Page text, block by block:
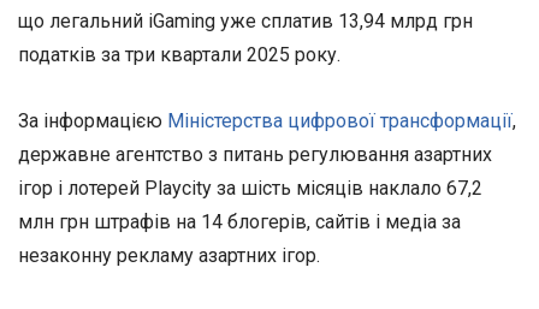
що легальний iGaming уже сплатив 13,94 млрд грн
податків за три квартали 2025 року.
За інформацією Міністерства цифрової трансформації,
державне агентство з питань регулювання азартних
ігор і лотерей Playcity за шість місяців наклало 67,2
млн грн штрафів на 14 блогерів, сайтів і медіа за
незаконну рекламу азартних ігор.